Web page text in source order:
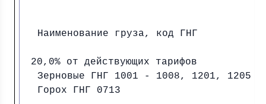
Наименование груза, код ГНГ
20,0% от действующих тарифов
Зерновые ГНГ 1001 - 1008, 1201, 1205
Горох ГНГ 0713